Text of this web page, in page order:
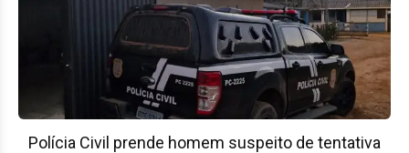
Polícia Civil prende homem suspeito de tentativa